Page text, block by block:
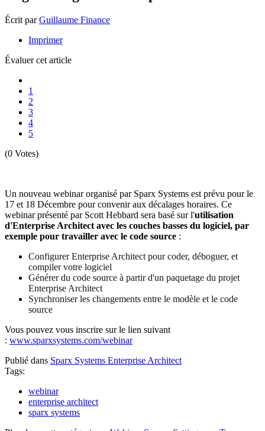
Écrit parGuillaume Finance
Imprimer
Évaluer cet article
1
2
3
4
5
(0 Votes)
Un nouveau webinar organisé par Sparx Systems est prévu pour le
17 et 18 Décembre pour convenir aux décalages horaires. Ce
webinar présenté par Scott Hebbard sera basé sur l'utilisation
d'Enterprise Architect avec les couches basses du logiciel, par
exemple pour travailler avec le code source :
Configurer Enterprise Architect pour coder, déboguer, et
compiler votre logiciel
Générer du code source à partir d'un paquetage du projet
Enterprise Architect
Synchroniser les changements entre le modèle et le code
source
Vous pouvez vous inscrire sur le lien suivant
: www.sparxsystems.com/webinar
Publié dans Sparx Systems Enterprise Architect
Tags:
webinar
enterprise architect
sparx systems